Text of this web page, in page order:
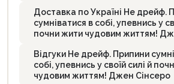
Доставка по Україні Не дрейф.
сумніватися в собі, упевнись у
почни жити чудовим життям!
Відгуки Не дрейф. Припини
собі, упевнись у своїй силі й
чудовим життям! Джен Сінсеро